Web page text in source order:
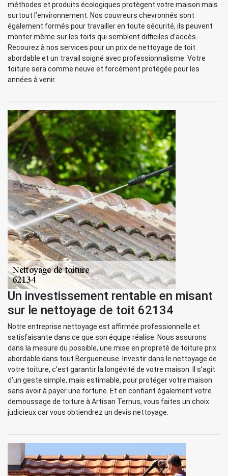
méthodes et produits écologiques protègent votre maison mais
surtout l’environnement. Nos couvreurs chevronnés sont
également formés pour travailler en toute sécurité, ils peuvent
monter même sur les toits qui semblent difficiles d’accès.
Recourez à nos services pour un prix de nettoyage de toit
abordable et un travail soigné avec professionnalisme. Votre
toiture sera comme neuve et forcément protégée pour les
années à venir.
Un investissement rentable en misant
sur le nettoyage de toit 62134
Notre entreprise nettoyage est affirmée professionnelle et
satisfaisante dans ce que son équipe réalise. Nous assurons
dans la mesure du possible, une mise en propreté de toiture prix
abordable dans tout Bergueneuse. Investir dans le nettoyage de
votre toiture, c’est garantir la longévité de votre maison. Il s’agit
d’un geste simple, mais estimable, pour protéger votre maison
sans avoir à payer une fortune. Et en confiant également votre
demoussage de toiture à Artisan Ternus, vous faites un choix
judicieux car vous obtiendrez un devis nettoyage.